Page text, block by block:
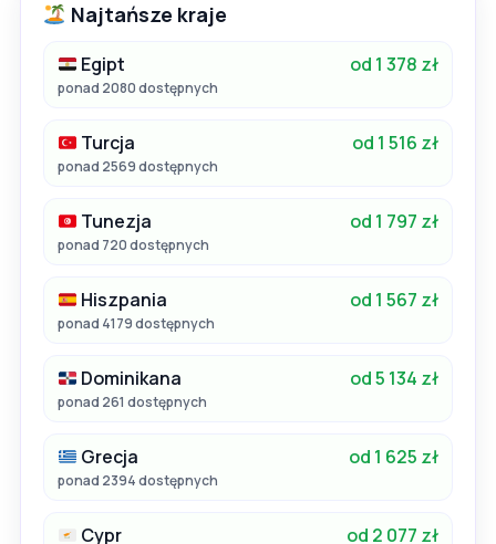
Najtańsze kraje
Egipt od 1 378 zł
ponad 2080 dostępnych
Turcja od 1 516 zł
ponad 2569 dostępnych
Tunezja od 1 797 zł
ponad 720 dostępnych
Hiszpania od 1 567 zł
ponad 4179 dostępnych
Dominikana od 5 134 zł
ponad 261 dostępnych
Grecja od 1 625 zł
ponad 2394 dostępnych
Cypr od 2 077 zł